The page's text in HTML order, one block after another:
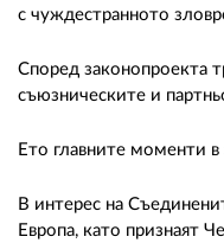
с чуждестранното
Според законопроекта
съюзническите и
Ето главните моменти в
В интерес на
Европа, като признаят